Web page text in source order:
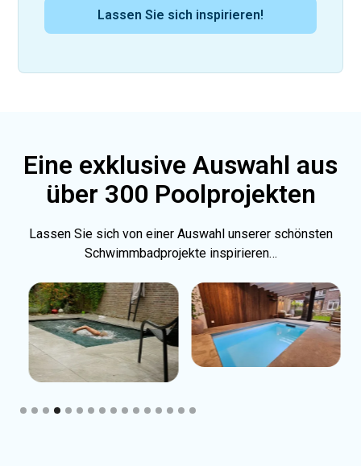
Eine exklusive Auswahl aus
über 300 Poolprojekten
Lassen Sie sich von einer Auswahl unserer schönsten
Schwimmbadprojekte inspirieren…
Slide 4 of 16.